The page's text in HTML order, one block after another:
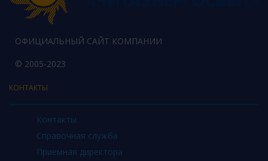
ОФИЦИАЛЬНЫЙ САЙТ КОМПАНИИ
© 2005-2023
КОНТАКТЫ
Контакты
Справочная служба
Приемная директора